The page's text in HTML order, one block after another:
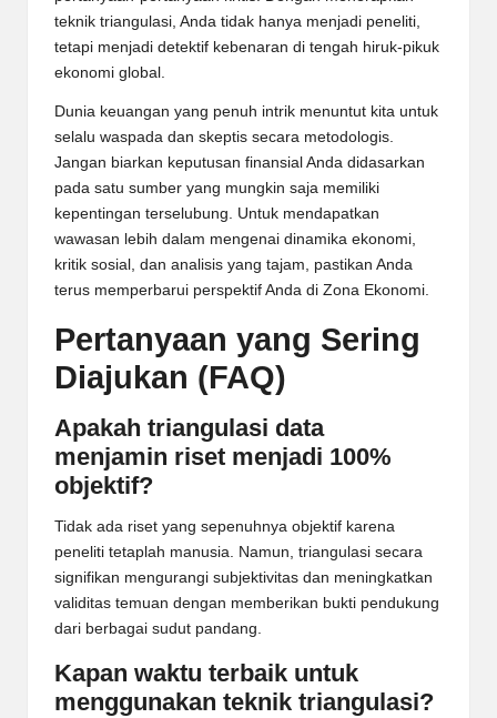
teknik triangulasi, Anda tidak hanya menjadi peneliti,
tetapi menjadi detektif kebenaran di tengah hiruk-pikuk
ekonomi global.
Dunia keuangan yang penuh intrik menuntut kita untuk
selalu waspada dan skeptis secara metodologis.
Jangan biarkan keputusan finansial Anda didasarkan
pada satu sumber yang mungkin saja memiliki
kepentingan terselubung. Untuk mendapatkan
wawasan lebih dalam mengenai dinamika ekonomi,
kritik sosial, dan analisis yang tajam, pastikan Anda
terus memperbarui perspektif Anda di Zona Ekonomi.
Pertanyaan yang Sering
Diajukan (FAQ)
Apakah triangulasi data
menjamin riset menjadi 100%
objektif?
Tidak ada riset yang sepenuhnya objektif karena
peneliti tetaplah manusia. Namun, triangulasi secara
signifikan mengurangi subjektivitas dan meningkatkan
validitas temuan dengan memberikan bukti pendukung
dari berbagai sudut pandang.
Kapan waktu terbaik untuk
menggunakan teknik triangulasi?